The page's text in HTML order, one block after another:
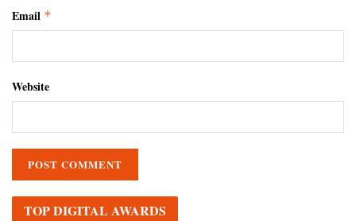
Email *
Website
TOP DIGITAL AWARDS